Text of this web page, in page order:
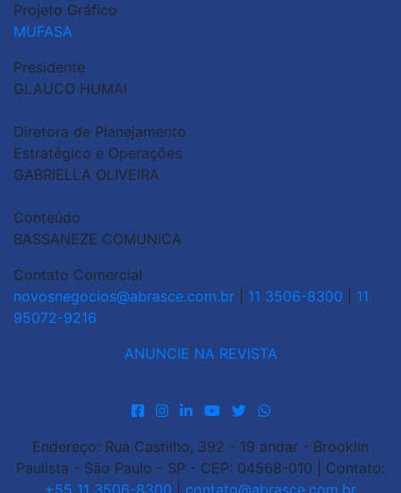
Projeto Gráfico
MUFASA
Presidente
GLAUCO HUMAI
Diretora de Planejamento
Estratégico e Operações
GABRIELLA OLIVEIRA
Conteúdo
BASSANEZE COMUNICA
Contato Comercial
novosnegocios@abrasce.com.br
11 3506-8300
11
95072-9216
ANUNCIE NA REVISTA
Endereço: Rua Castilho, 392 - 19 andar - Brooklin
Paulista - São Paulo - SP - CEP: 04568-010 | Contato:
+55 11 3506-8300
contato@abrasce.com.br